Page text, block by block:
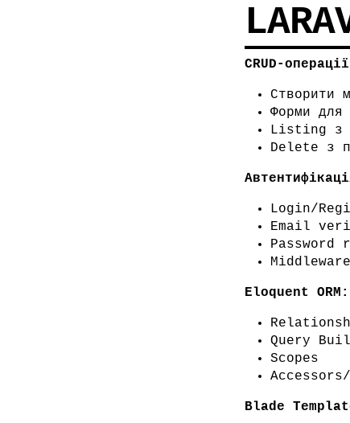
CRUD-
Створити
Форми
Listing з
Delete з
Login/
Email
Password
Eloquent ORM:
Query
Scopes
Blade